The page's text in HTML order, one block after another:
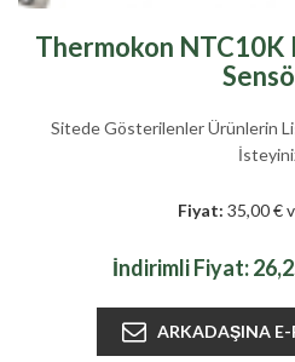
Thermokon NTC10K
Sitede Gösterilenler Ürünlerin
Fiyat: 35,00 €
İndirimli Fiyat: